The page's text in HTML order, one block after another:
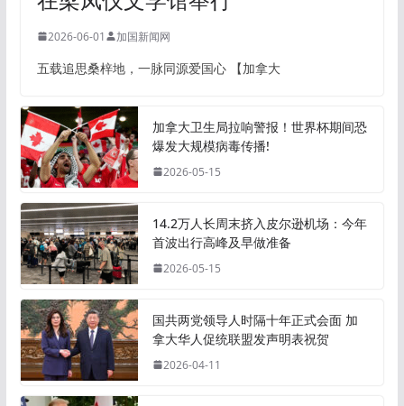
2026-06-01 加国新闻网
五载追思桑梓地，一脉同源爱国心 【加拿大
加拿大卫生局拉响警报！世界杯期间恐
爆发大规模病毒传播!
2026-05-15
14.2万人长周末挤入皮尔逊机场：今年
首波出行高峰及早做准备
2026-05-15
国共两党领导人时隔十年正式会面 加
拿大华人促统联盟发声明表祝贺
2026-04-11